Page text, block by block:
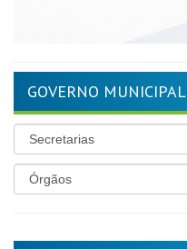
GOVERNO MUNICIPAL